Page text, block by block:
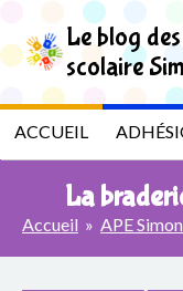
i
p
o
h
t
L
e
l
Le blog
scolaire
ACCUEIL
La
Accueil » APE